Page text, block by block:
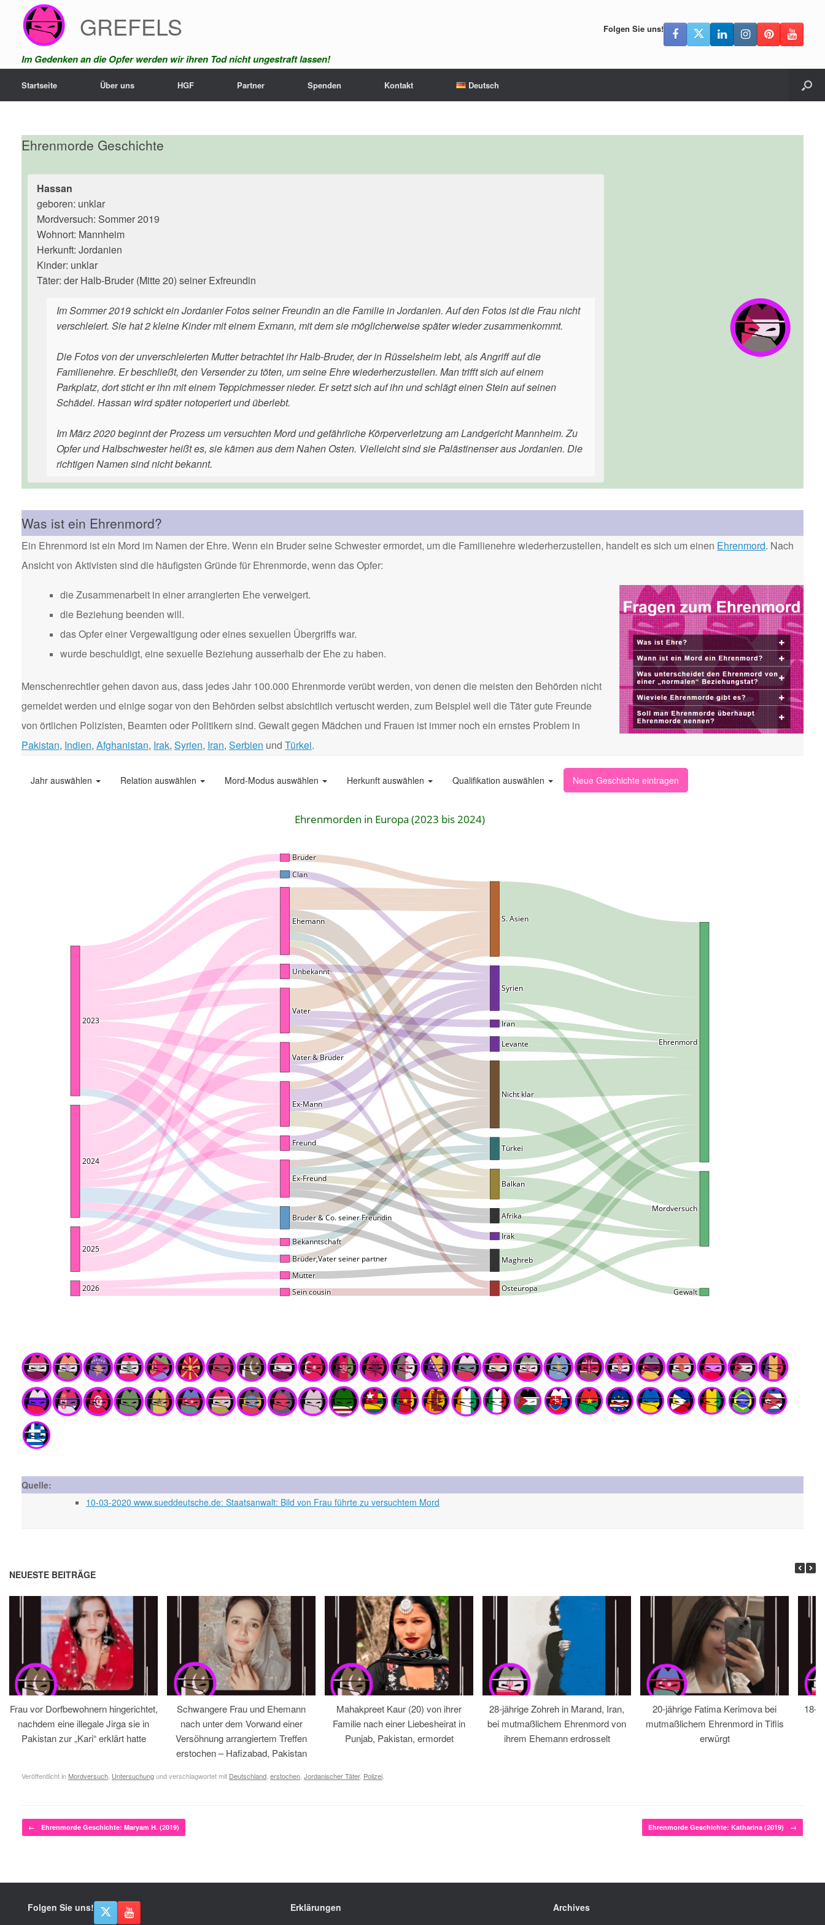
springen
GREFELS
Im Gedenken an die Opfer werden wir ihren Tod nicht ungestraft lassen!
Folgen Sie uns!
Startseite Über uns HGF Partner Spenden Kontakt Deutsch
Ehrenmorde Geschichte
Hassan
geboren: unklar
Mordversuch: Sommer 2019
Wohnort: Mannheim
Herkunft: Jordanien
Kinder: unklar
Täter: der Halb-Bruder (Mitte 20) seiner Exfreundin
Im Sommer 2019 schickt ein Jordanier Fotos seiner Freundin an die Familie in Jordanien. Auf den Fotos ist die Frau nicht
verschleiert. Sie hat 2 kleine Kinder mit einem Exmann, mit dem sie möglicherweise später wieder zusammenkommt.
Die Fotos von der unverschleierten Mutter betrachtet ihr Halb-Bruder, der in Rüsselsheim lebt, als Angriff auf die
Familienehre. Er beschließt, den Versender zu töten, um seine Ehre wiederherzustellen. Man trifft sich auf einem
Parkplatz, dort sticht er ihn mit einem Teppichmesser nieder. Er setzt sich auf ihn und schlägt einen Stein auf seinen
Schädel. Hassan wird später notoperiert und überlebt.
Im März 2020 beginnt der Prozess um versuchten Mord und gefährliche Körperverletzung am Landgericht Mannheim. Zu
Opfer und Halbschwester heißt es, sie kämen aus dem Nahen Osten. Vielleicht sind sie Palästinenser aus Jordanien. Die
richtigen Namen sind nicht bekannt.
Was ist ein Ehrenmord?
Ein Ehrenmord ist ein Mord im Namen der Ehre. Wenn ein Bruder seine Schwester ermordet, um die Familienehre wiederherzustellen, handelt es sich um einen Ehrenmord. Nach
Ansicht von Aktivisten sind die häufigsten Gründe für Ehrenmorde, wenn das Opfer:
die Zusammenarbeit in einer arrangierten Ehe verweigert.
die Beziehung beenden will.
das Opfer einer Vergewaltigung oder eines sexuellen Übergriffs war.
wurde beschuldigt, eine sexuelle Beziehung ausserhalb der Ehe zu haben.
Menschenrechtler gehen davon aus, dass jedes Jahr 100.000 Ehrenmorde verübt werden, von denen die meisten den Behörden nicht
gemeldet werden und einige sogar von den Behörden selbst absichtlich vertuscht werden, zum Beispiel weil die Täter gute Freunde
von örtlichen Polizisten, Beamten oder Politikern sind. Gewalt gegen Mädchen und Frauen ist immer noch ein ernstes Problem in
Pakistan, Indien, Afghanistan, Irak, Syrien, Iran, Serbien und Türkei.
Quelle:
10-03-2020 www.sueddeutsche.de: Staatsanwalt: Bild von Frau führte zu versuchtem Mord
NEUESTE BEITRÄGE
Frau vor Dorfbewohnern hingerichtet,
nachdem eine illegale Jirga sie in
Pakistan zur „Kari“ erklärt hatte
Schwangere Frau und Ehemann
nach unter dem Vorwand einer
Versöhnung arrangiertem Treffen
erstochen – Hafizabad, Pakistan
Mahakpreet Kaur (20) von ihrer
Familie nach einer Liebesheirat in
Punjab, Pakistan, ermordet
28-jährige Zohreh in Marand, Iran,
bei mutmaßlichem Ehrenmord von
ihrem Ehemann erdrosselt
20-jährige Fatima Kerimova bei
mutmaßlichem Ehrenmord in Tiflis
erwürgt
18-
Veröffentlicht in Mordversuch Untersuchungund verschlagwortet mit Deutschland erstochen Jordanischer Täter, Polizei
Beitragsnavigation
← Ehrenmorde Geschichte: Maryam H. (2019) Ehrenmorde Geschichte: Katharina (2019) →
Folgen Sie uns! Erklärungen Archives